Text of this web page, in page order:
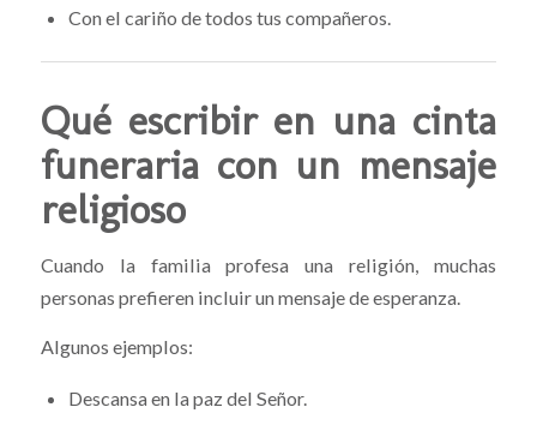
Con el cariño de todos tus compañeros.
Qué escribir en una cinta
funeraria con un mensaje
religioso
Cuando la familia profesa una religión, muchas
personas prefieren incluir un mensaje de esperanza.
Algunos ejemplos:
Descansa en la paz del Señor.